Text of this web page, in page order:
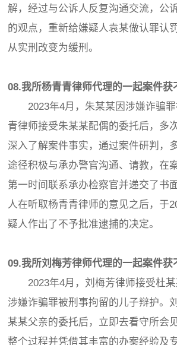
解，经过与公诉人反复沟通交流，公
的观点，重新给嫌疑人袁某做认罪认
从实刑改变为缓刑。
08.我所杨青青律师代理的一起案件获
2023年4月，朱某某因涉嫌诈骗罪
青律师接受朱某某配偶的委托后，多
深入了解案件事实，通过案件研判，
途径积极与承办警官沟通、请教，在
第一时间联系承办检察官并递交了书
人在听取杨青青律师的意见之后，于
疑人作出了不予批准逮捕的决定。
09.我所刘梅芳律师代理的一起案件获
2023年4月，刘梅芳律师接受杜某
涉嫌诈骗罪被刑事拘留的儿子辩护。
某某父亲的委托后，立即去看守所会
整个过程并凭借其丰富的办案经验及